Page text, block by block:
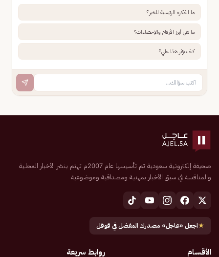
ما الفكرة الرئيسية للخبر؟
ما هي أبرز الأرقام والإحصاءات؟
كيف يؤثر هذا علي؟
صحيفة إلكترونية سعودية تم تأسيسها عام 2007م تهتم بنشر الأخبار المحلية
والمنافسة في سبق الأخبار بمهنية ومصداقية وموضوعية
★اجعل «عاجل» مصدرك المفضل في قوقل
الأقسام روابط سريعة